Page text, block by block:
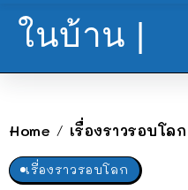
ในบ้าน |
Home / เรื่องราวรอบโลก
เรื่องราวรอบโลก